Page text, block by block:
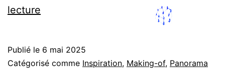
lecture
-
Publié le 6 mai 2025
Catégorisé comme Inspiration, Making-of, Panorama